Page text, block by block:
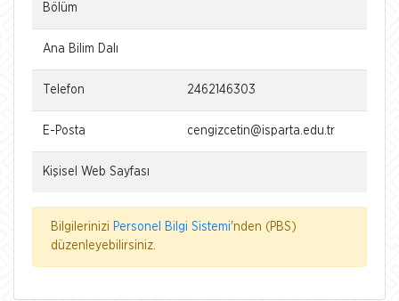
Bölüm
Ana Bilim Dalı
Telefon 2462146303
E-Posta cengizcetin@isparta.edu.tr
Kişisel Web Sayfası
Bilgilerinizi Personel Bilgi Sistemi'nden (PBS)
düzenleyebilirsiniz.